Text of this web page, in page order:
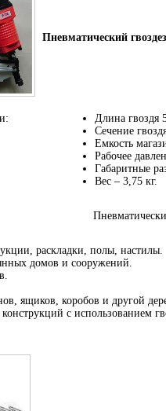
Пневматический
Длина гвоздя
Сечение
Емкость
Рабочее
Габаритные
Вес – 3,75 кг.
раскладки, полы, настилы.
домов и сооружений.
ящиков, коробов и другой
с использованием